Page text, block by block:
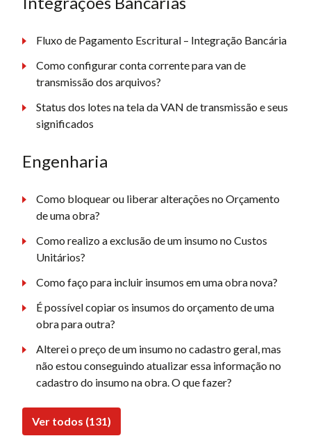
Fluxo de Pagamento Escritural – Integração Bancária
Como configurar conta corrente para van de
transmissão dos arquivos?
Status dos lotes na tela da VAN de transmissão e seus
significados
Engenharia
Como bloquear ou liberar alterações no Orçamento
de uma obra?
Como realizo a exclusão de um insumo no Custos
Unitários?
Como faço para incluir insumos em uma obra nova?
É possível copiar os insumos do orçamento de uma
obra para outra?
Alterei o preço de um insumo no cadastro geral, mas
não estou conseguindo atualizar essa informação no
cadastro do insumo na obra. O que fazer?
Ver todos (131)